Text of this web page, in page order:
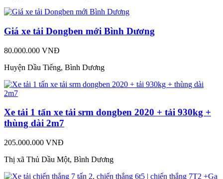
Giá xe tải Dongben mới Bình Dương
80.000.000 VNĐ
Huyện Dầu Tiếng, Bình Dương
Xe tải 1 tấn xe tải srm dongben 2020 + tải 930kg +
thùng dài 2m7
205.000.000 VNĐ
Thị xã Thủ Dầu Một, Bình Dương